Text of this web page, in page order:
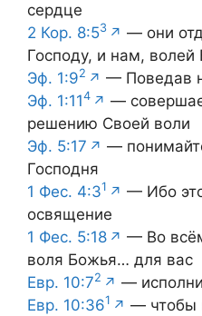
сердце
2 Кор. 8:53
— они
Господу, и нам, волей
Эф. 1:92
— Поведав
Эф. 1:114
—
решению Своей воли
Эф. 5:17
—
Господня
1 Фес. 4:31
— Ибо
освящение
1 Фес. 5:18
— Во
воля Божья… для вас
Евр. 10:72
—
Евр. 10:361
— чтобы